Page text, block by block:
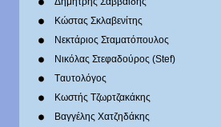
Κώστας Σκλαβενίτης
Νεκτάριος Σταματόπουλος
Νικόλας Στεφαδούρος (Stef)
Tαυτολόγος
Κωστής Τζωρτζακάκης
Βαγγέλης Χατζηδάκης